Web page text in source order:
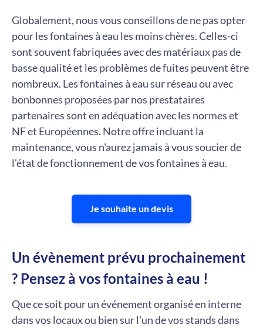
Globalement, nous vous conseillons de ne pas opter
pour les fontaines à eau les moins chères. Celles-ci
sont souvent fabriquées avec des matériaux pas de
basse qualité et les problèmes de fuites peuvent être
nombreux. Les fontaines à eau sur réseau ou avec
bonbonnes proposées par nos prestataires
partenaires sont en adéquation avec les normes et
NF et Européennes. Notre offre incluant la
maintenance, vous n'aurez jamais à vous soucier de
l'état de fonctionnement de vos fontaines à eau.
Je souhaite un devis
Un évènement prévu prochainement
? Pensez à vos fontaines à eau !
Que ce soit pour un événement organisé en interne
dans vos locaux ou bien sur l'un de vos stands dans